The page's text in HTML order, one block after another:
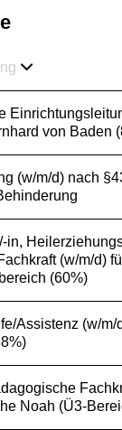
von Baden
(w/m/d) nach
in,
(w/m/d)
(60%)
Assistenz (w/m/
Noah (Ü3-